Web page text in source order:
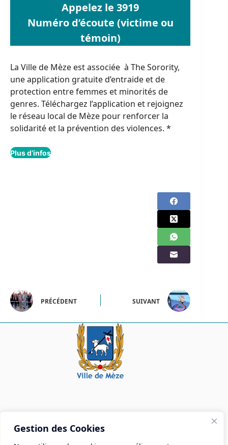
Gestion des Cookies
Appelez le 3919
Numéro d’écoute (victime ou
témoin)
La Ville de Mèze est associée à The Sorority,
une application gratuite d’entraide et de
protection entre femmes et minorités de
genres. Téléchargez l’application et rejoignez
le réseau local de Mèze pour renforcer la
solidarité et la prévention des violences. *
Plus d’infos
PRÉCÉDENT SUIVANT
Mairie de Mèze